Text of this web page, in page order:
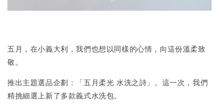
五月，在小義大利，我們也想以同樣的心情，向這份溫柔致
敬。
推出主題選品企劃：「五月柔光 水洗之詩」。這一次，我們
精挑細選上新了多款義式水洗包。